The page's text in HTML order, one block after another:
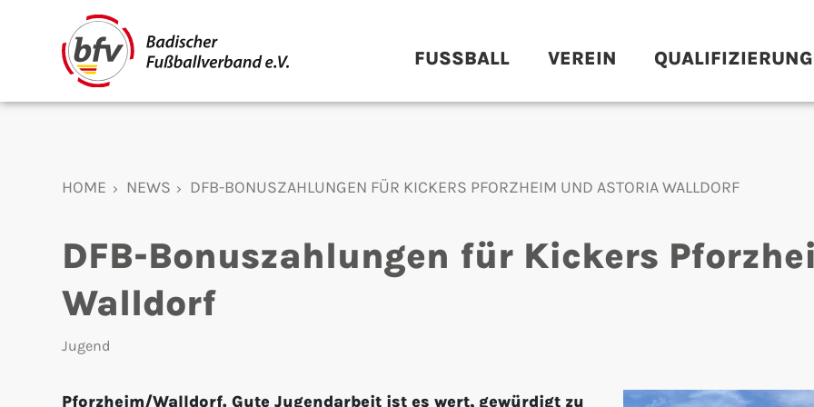
FUSSBALL VEREIN QUALIFIZIERUNG
HOME NEWS DFB-BONUSZAHLUNGEN FÜR KICKERS PFORZHEIM UND ASTORIA WALLDORF
DFB-Bonuszahlungen für Kickers
Walldorf
Jugend
Pforzheim/Walldorf. Gute Jugendarbeit ist es wert, gewürdigt zu